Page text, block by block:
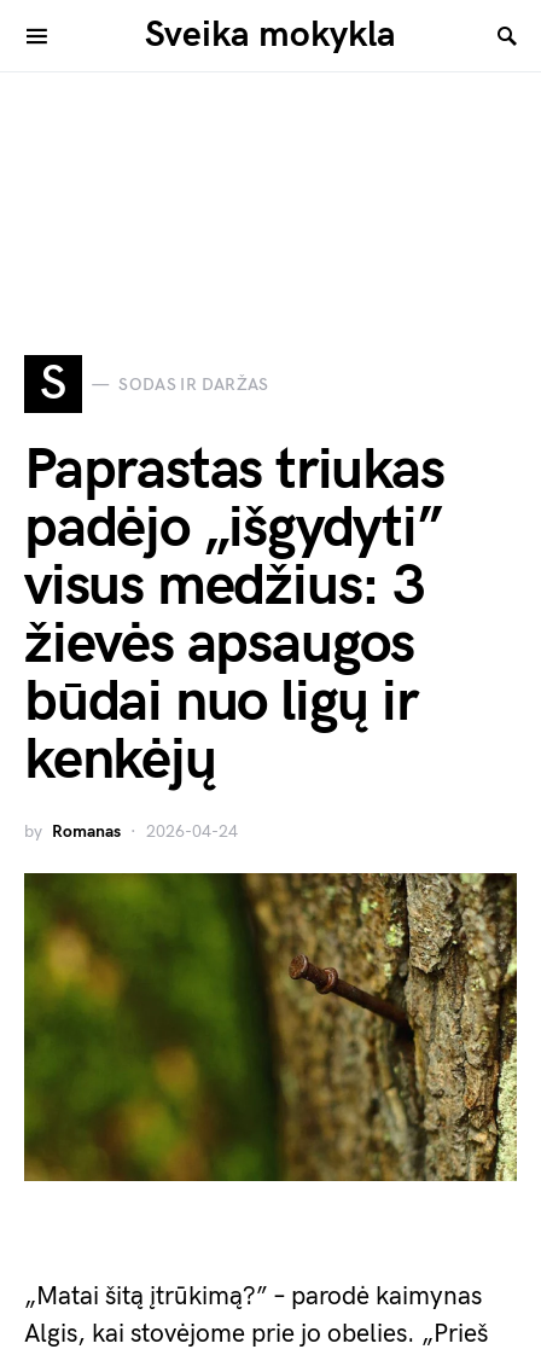
Sveika mokykla
S SODAS IR DARŽAS
Paprastas triukas
padėjo „išgydyti”
visus medžius: 3
žievės apsaugos
būdai nuo ligų ir
kenkėjų
by Romanas 2026-04-24
„Matai šitą įtrūkimą?” – parodė kaimynas
Algis, kai stovėjome prie jo obelies. „Prieš